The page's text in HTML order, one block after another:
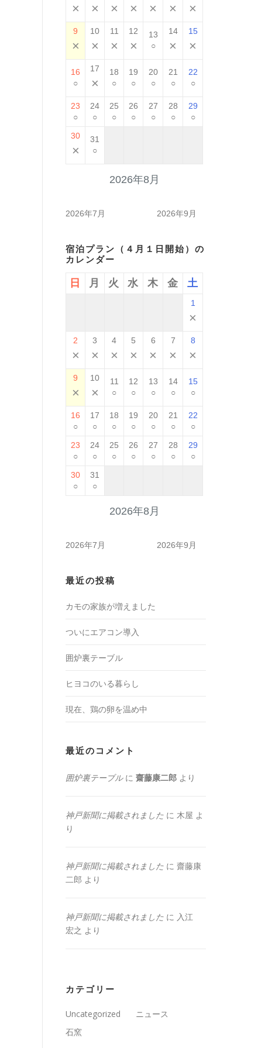
2026年8月
× × × × × × ×
9
×
10
×
11
×
12
×
13
○
14
×
15
×
16
○
17
×
18
○
19
○
20
○
21
○
22
○
23
○
24
○
25
○
26
○
27
○
28
○
29
○
30
×
31
○
2026年7月 2026年9月
宿泊プラン（４月１日開始）の
カレンダー
2026年8月
日 月 火 水 木 金 土
1
×
2
×
3
×
4
×
5
×
6
×
7
×
8
×
9
×
10
×
11
○
12
○
13
○
14
○
15
○
16
○
17
○
18
○
19
○
20
○
21
○
22
○
23
○
24
○
25
○
26
○
27
○
28
○
29
○
30
○
31
○
2026年7月 2026年9月
最近の投稿
カモの家族が増えました
ついにエアコン導入
囲炉裏テーブル
ヒヨコのいる暮らし
現在、鶏の卵を温め中
最近のコメント
囲炉裏テーブルに 齋藤康二郎 より
神戸新聞に掲載されました に 木屋 よ
り
神戸新聞に掲載されました に 齋藤康
二郎 より
神戸新聞に掲載されました に 入江
宏之 より
カテゴリー
Uncategorized
ニュース
石窯